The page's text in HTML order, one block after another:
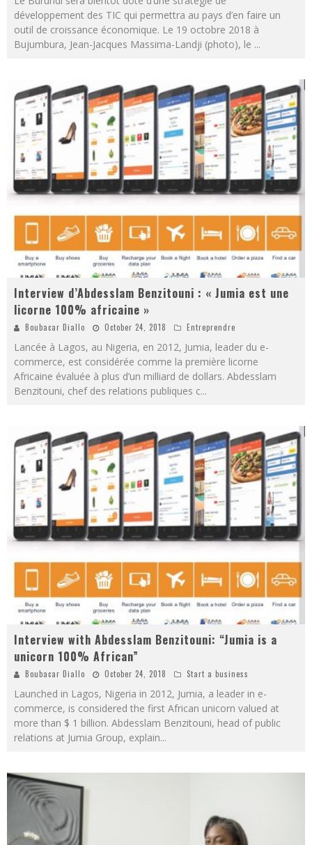
développement des TIC qui permettra au pays d’en faire un
outil de croissance économique. Le 19 octobre 2018 à
Bujumbura, Jean-Jacques Massima-Landji (photo), le ...
Interview d’Abdesslam Benzitouni : « Jumia est une
licorne 100% africaine »
Boubacar Diallo October 24, 2018 Entreprendre
Lancée à Lagos, au Nigeria, en 2012, Jumia, leader du e-
commerce, est considérée comme la première licorne
Africaine évaluée à plus d’un milliard de dollars. Abdesslam
Benzitouni, chef des relations publiques c...
Interview with Abdesslam Benzitouni: “Jumia is a
unicorn 100% African”
Boubacar Diallo October 24, 2018 Start a business
Launched in Lagos, Nigeria in 2012, Jumia, a leader in e-
commerce, is considered the first African unicorn valued at
more than $ 1 billion. Abdesslam Benzitouni, head of public
relations at Jumia Group, explain...